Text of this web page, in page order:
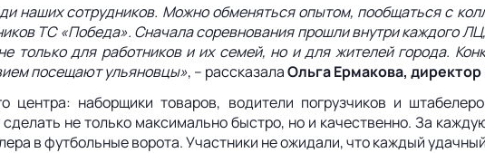
наших сотрудников. Можно обменяться опытом, пообщаться с
ТС «Победа». Сначала соревнования прошли внутри каждого
только для работников и их семей, но и для жителей города.
посещают ульяновцы», – рассказалаОльга Ермакова,
центра: наборщики товаров, водители погрузчиков и
не только максимально быстро, но и качественно. За
в футбольные ворота. Участники не ожидали, что каждый